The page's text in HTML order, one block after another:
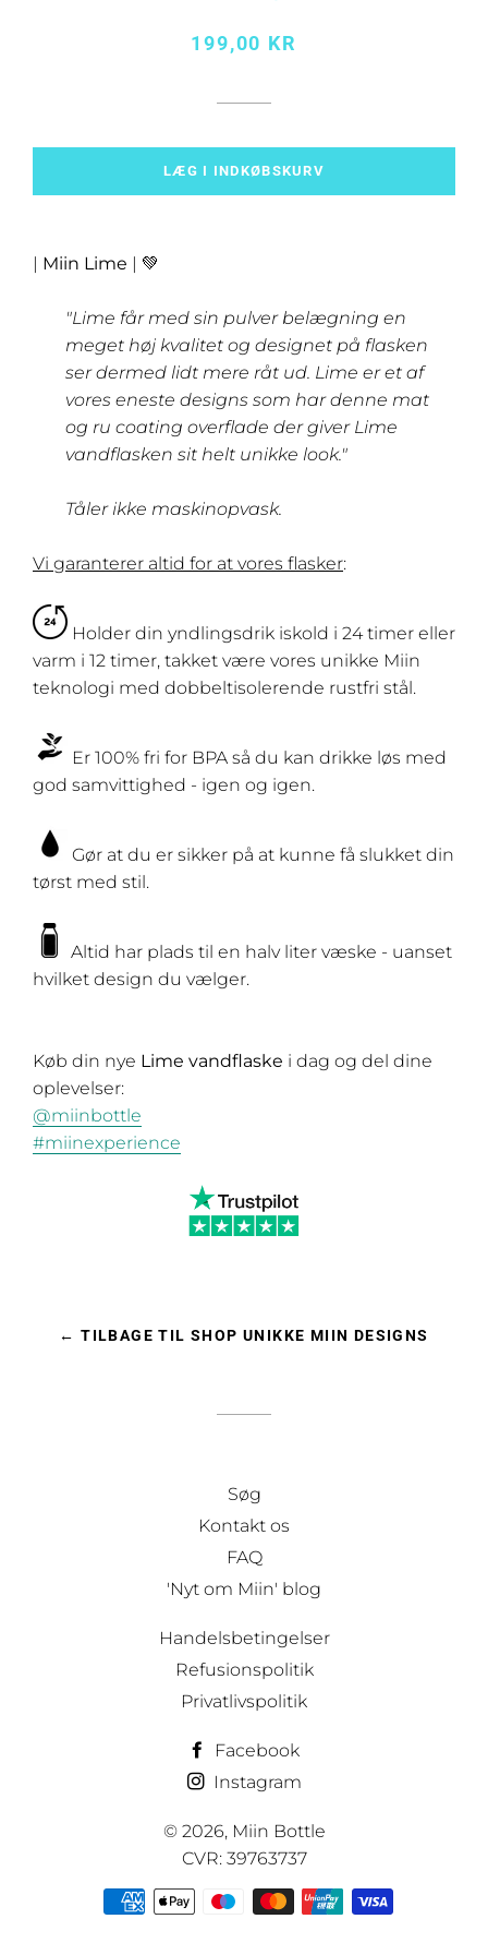
Normalpris
Udsalgspris
199,00 KR
LÆG I INDKØBSKURV
| Miin Lime | 💚
"Lime får med sin pulver belægning en
meget høj kvalitet og designet på flasken
ser dermed lidt mere råt ud. Lime er et af
vores eneste designs som har denne mat
og ru coating overflade der giver Lime
vandflasken sit helt unikke look."
Tåler ikke maskinopvask.
Vi garanterer altid for at vores flasker:
Holder din yndlingsdrik iskold i 24 timer eller
varm i 12 timer, takket være vores unikke Miin
teknologi med dobbeltisolerende rustfri stål.
Er 100% fri for BPA så du kan drikke løs med
god samvittighed - igen og igen.
Gør at du er sikker på at kunne få slukket din
tørst med stil.
Altid har plads til en halv liter væske - uanset
hvilket design du vælger.
Køb din nye Lime vandflaske i dag og del dine
oplevelser:
@miinbottle
#miinexperience
← TILBAGE TIL SHOP UNIKKE MIIN DESIGNS
Søg
Kontakt os
FAQ
'Nyt om Miin' blog
Handelsbetingelser
Refusionspolitik
Privatlivspolitik
Facebook
Instagram
© 2026, Miin Bottle
CVR: 39763737
Betalingsmetoder